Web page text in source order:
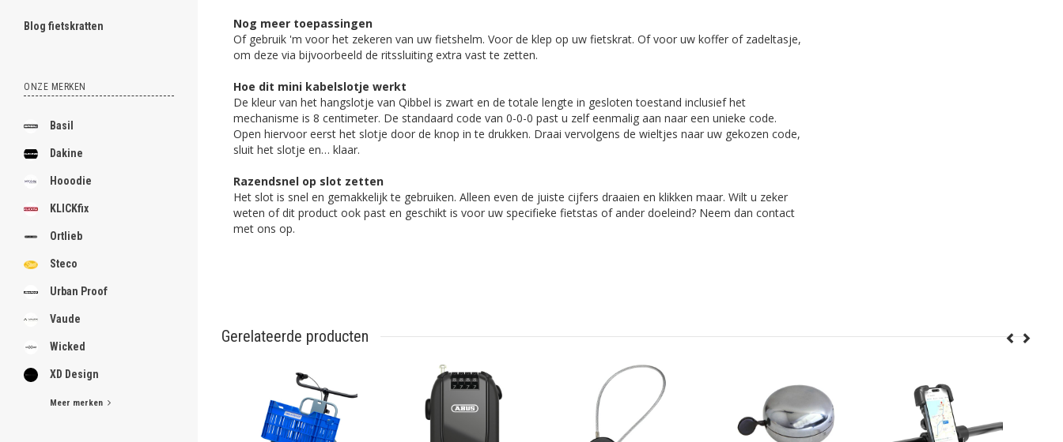
Blog fietskratten
ONZE MERKEN
Basil
Dakine
Hooodie
KLICKfix
Ortlieb
Steco
Urban Proof
Vaude
Wicked
XD Design
Meer merken
Nog meer toepassingen
Of gebruik 'm voor het zekeren van uw fietshelm. Voor de klep op uw fietskrat. Of voor uw koffer of zadeltasje,
om deze via bijvoorbeeld de ritssluiting extra vast te zetten.
Hoe dit mini kabelslotje werkt
De kleur van het hangslotje van Qibbel is zwart en de totale lengte in gesloten toestand inclusief het
mechanisme is 8 centimeter. De standaard code van 0-0-0 past u zelf eenmalig aan naar een unieke code.
Open hiervoor eerst het slotje door de knop in te drukken. Draai vervolgens de wieltjes naar uw gekozen code,
sluit het slotje en… klaar.
Razendsnel op slot zetten
Het slot is snel en gemakkelijk te gebruiken. Alleen even de juiste cijfers draaien en klikken maar. Wilt u zeker
weten of dit product ook past en geschikt is voor uw specifieke fietstas of ander doeleind? Neem dan contact
met ons op.
Gerelateerde producten